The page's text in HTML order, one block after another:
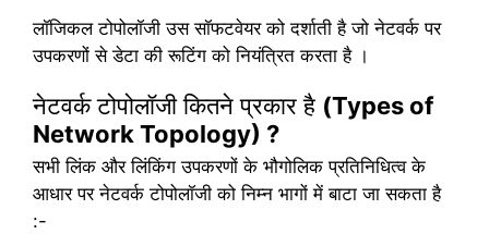
लॉजिकल टोपोलॉजी उस सॉफटवेयर को दर्शाती है जो नेटवर्क पर
उपकरणों से डेटा की रूटिंग को नियंत्रित करता है ।
नेटवर्क टोपोलॉजी कितने प्रकार है (Types of
Network Topology) ?
सभी लिंक और लिंकिंग उपकरणों के भौगोलिक प्रतिनिधित्व के
आधार पर नेटवर्क टोपोलॉजी को निम्न भागों में बाटा जा सकता है
:-